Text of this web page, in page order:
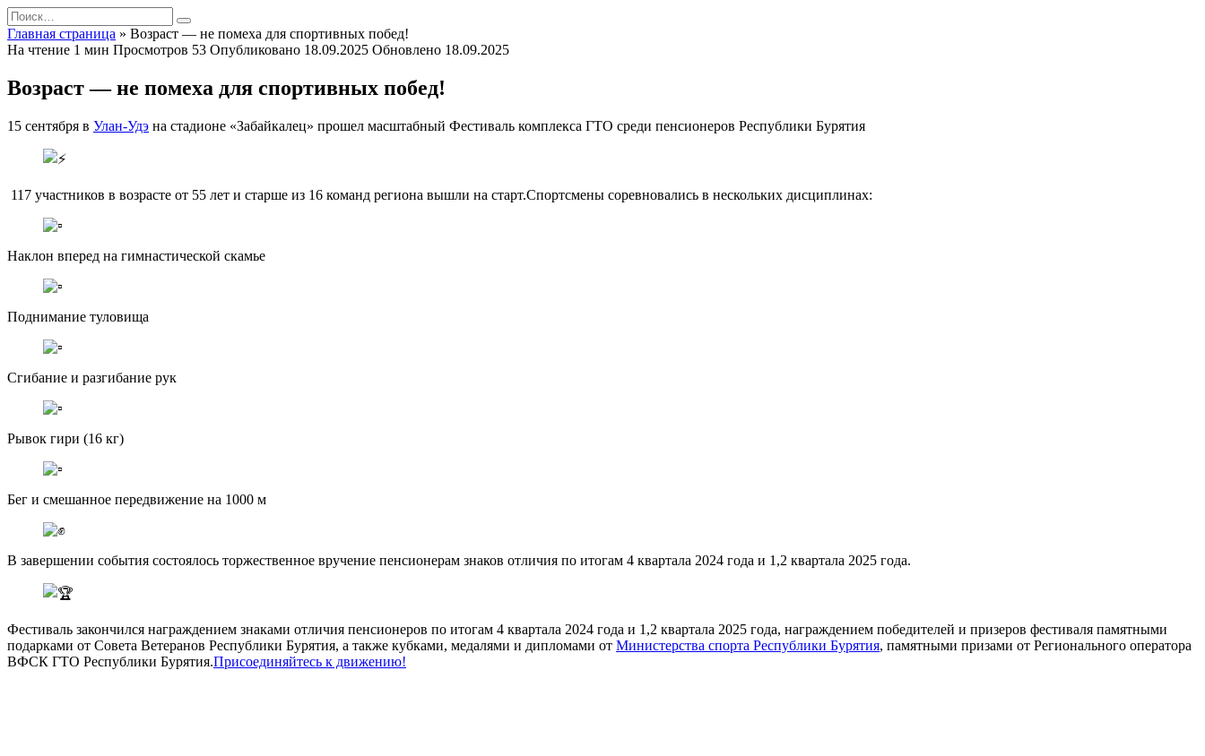
Перейти
к
содержанию
Search
for:
Главная страница » Возраст — не помеха для спортивных побед!
На чтение 1 мин Просмотров 53 Опубликовано 18.09.2025 Обновлено 18.09.2025
Возраст — не помеха для спортивных побед!
15 сентября в Улан-Удэ на стадионе «Забайкалец» прошел масштабный Фестиваль комплекса ГТО среди пенсионеров Республики Бурятия
️ 117 участников в возрасте от 55 лет и старше из 16 команд региона вышли на старт.Спортсмены соревновались в нескольких дисциплинах:
Наклон вперед на гимнастической скамье
Поднимание туловища
Сгибание и разгибание рук
Рывок гири (16 кг)
Бег и смешанное передвижение на 1000 м
В завершении события состоялось торжественное вручение пенсионерам знаков отличия по итогам 4 квартала 2024 года и 1,2 квартала 2025 года.
Фестиваль закончился награждением знаками отличия пенсионеров по итогам 4 квартала 2024 года и 1,2 квартала 2025 года, награждением победителей и призеров фестиваля памятными
подарками от Совета Ветеранов Республики Бурятия, а также кубками, медалями и дипломами от Министерства спорта Республики Бурятия, памятными призами от Регионального оператора
ВФСК ГТО Республики Бурятия.Присоединяйтесь к движению!